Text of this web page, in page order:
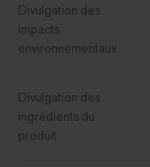
Divulgation des
impacts
environnementaux
Divulgation des
ingrédients du
produit